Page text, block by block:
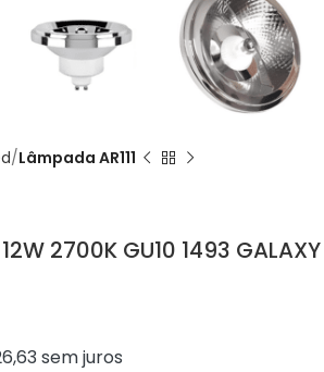
Lâmpada AR111
12W 2700K GU10 1493 GALAXY
sem juros